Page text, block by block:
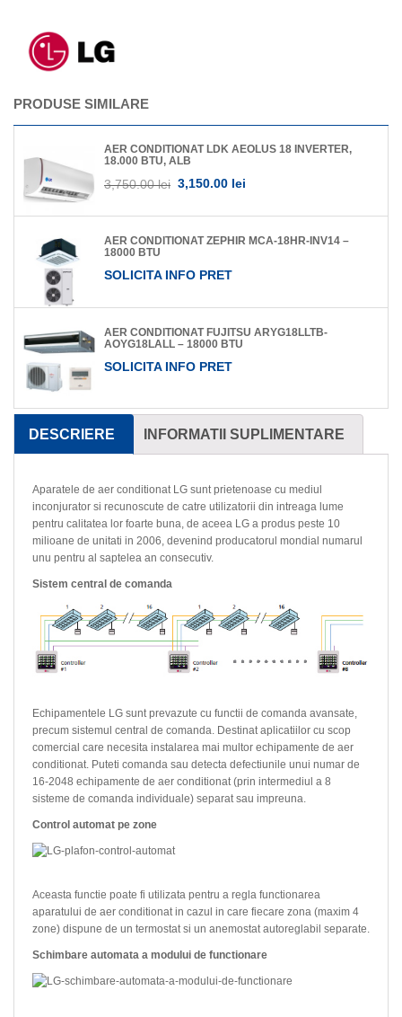
PRODUSE SIMILARE
AER CONDITIONAT LDK AEOLUS 18 INVERTER,
18.000 BTU, ALB
3,750.00 lei 3,150.00 lei
AER CONDITIONAT ZEPHIR MCA-18HR-INV14 –
18000 BTU
SOLICITA INFO PRET
AER CONDITIONAT FUJITSU ARYG18LLTB-
AOYG18LALL – 18000 BTU
SOLICITA INFO PRET
DESCRIERE INFORMATII SUPLIMENTARE
Aparatele de aer conditionat LG sunt prietenoase cu mediul
inconjurator si recunoscute de catre utilizatorii din intreaga lume
pentru calitatea lor foarte buna, de aceea LG a produs peste 10
milioane de unitati in 2006, devenind producatorul mondial numarul
unu pentru al saptelea an consecutiv.
Sistem central de comanda
Echipamentele LG sunt prevazute cu functii de comanda avansate,
precum sistemul central de comanda. Destinat aplicatiilor cu scop
comercial care necesita instalarea mai multor echipamente de aer
conditionat. Puteti comanda sau detecta defectiunile unui numar de
16-2048 echipamente de aer conditionat (prin intermediul a 8
sisteme de comanda individuale) separat sau impreuna.
Control automat pe zone
Aceasta functie poate fi utilizata pentru a regla functionarea
aparatului de aer conditionat in cazul in care fiecare zona (maxim 4
zone) dispune de un termostat si un anemostat autoreglabil separate.
Schimbare automata a modului de functionare